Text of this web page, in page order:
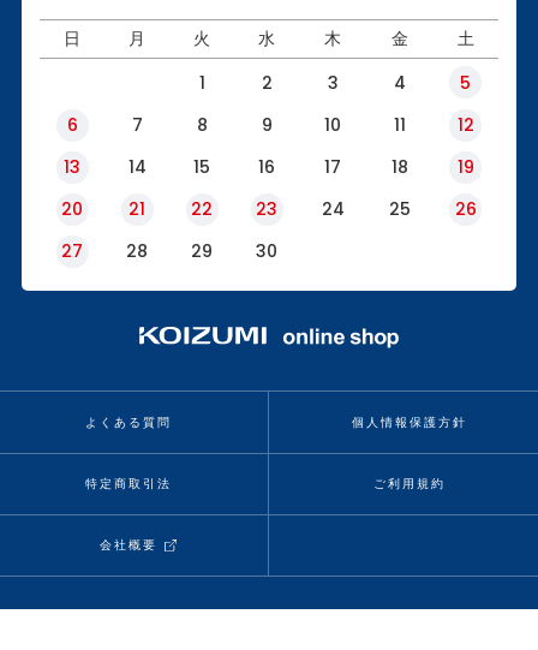
日 月 火 水 木 金 土
1 2 3 4
5
6
7 8 9 10 11
12
13
14 15 16 17 18
19
20
21 22 23 24 25
26
27
28 29 30
よくある質問 個人情報保護方針
特定商取引法 ご利用規約
会社概要